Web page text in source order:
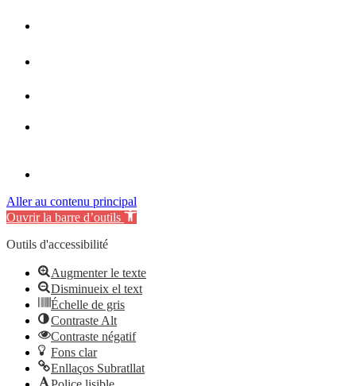
Aller au contenu principal
Ouvrir la barre d’outils
Outils d'accessibilité
Augmenter le texte
Disminueix el text
Échelle de gris
Contraste Alt
Contraste négatif
Fons clar
Enllaços Subratllat